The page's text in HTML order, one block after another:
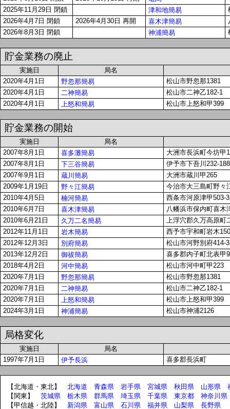
2025年11月29日 閉鎖
津和地簡易
2026年4月7日 閉鎖
2026年4月30日 再開 喜木津簡易
2026年8月3日 閉鎖
神浦簡易
貯金業務の廃止
実施日
局名
2020年4月1日
野忽那簡易
松山市野忽那1381
2020年4月1日
二神簡易
松山市二神乙182-1
2020年4月1日
上怒和簡易 松山市上怒和甲399
貯金業務の開始
実施日
局名
2007年8月1日
喜多灘簡易
大洲市長浜町今坊甲
2007年8月1日
下三谷簡易
伊予市下吾川232-188
2007年9月1日
蔵川簡易
大洲市蔵川甲265
2009年1月19日
野々江簡易
今治市大三島町野々
2010年4月5日
楠河簡易
西条市河原津甲503-3
2010年6月7日
喜木津簡易
八幡浜市保内町喜木
2010年6月21日
久万二名簡易
上浮穴郡久万高原町
2012年11月1日
岩木簡易
西予市宇和町岩木
2012年12月3日
別府簡易
松山市河野別府414-3
2013年12月2日
御祓簡易
喜多郡内子町北表甲
2018年4月2日
河中簡易
松山市河中町甲223
2020年7月1日
野忽那簡易
松山市野忽那1381
2020年7月1日
二神簡易
松山市二神乙182-1
2020年7月1日
上怒和簡易
松山市上怒和甲399
2024年3月1日
神浦簡易 松山市神浦2126
局格変化
実施日
局名
1997年7月1日
伊予長浜 喜多郡長浜町
【北海道・東北】北海道 青森県 岩手県 宮城県 秋田県 山形県
【関東】茨城県 栃木県 群馬県 埼玉県 千葉県 東京都
神奈川県
【甲信越・北陸】 新潟県 富山県 石川県 福井県 山梨県 長野県